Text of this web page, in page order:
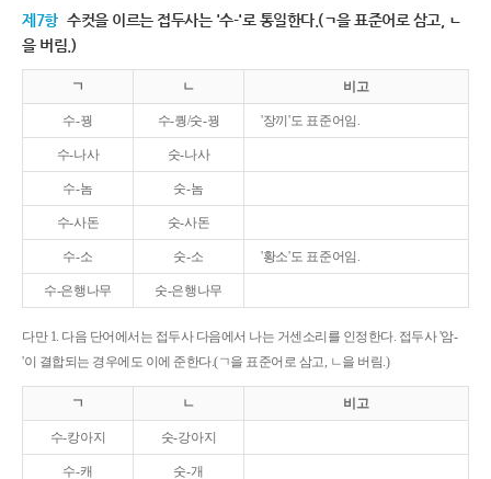
제7항 수컷을 이르는 접두사는 '수-'로 통일한다.(ㄱ을 표준어로 삼고, ㄴ
을 버림.)
ㄱ ㄴ 비고
수-꿩 수-퀑/숫-꿩 '장끼'도 표준어임.
수-나사 숫-나사
수-놈 숫-놈
수-사돈 숫-사돈
수-소 숫-소 '황소'도 표준어임.
수-은행나무 숫-은행나무
다만 1. 다음 단어에서는 접두사 다음에서 나는 거센소리를 인정한다. 접두사 '암-
'이 결합되는 경우에도 이에 준한다.(ㄱ을 표준어로 삼고, ㄴ을 버림.)
ㄱ ㄴ 비고
수-캉아지 숫-강아지
수-캐 숫-개